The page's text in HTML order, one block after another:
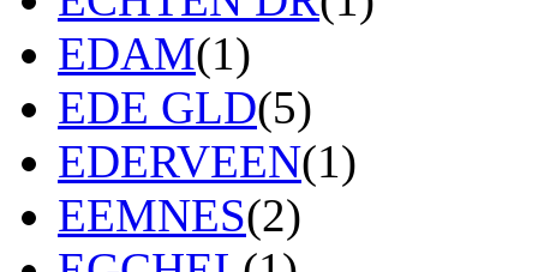
EDAM(1)
EDE GLD(5)
EDERVEEN(1)
EEMNES(2)